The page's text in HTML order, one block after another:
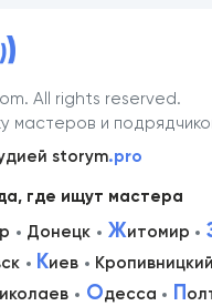
. All rights reserved.
мастеров и
storym.pro
где ищут мастера
Донецк Житомир
Киев Кропивницкий
иколаев Одесса П